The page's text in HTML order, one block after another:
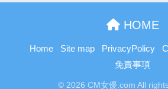
HOME
Home Site map PrivacyPolicy
免責事項
© 2026 CM女優.com All